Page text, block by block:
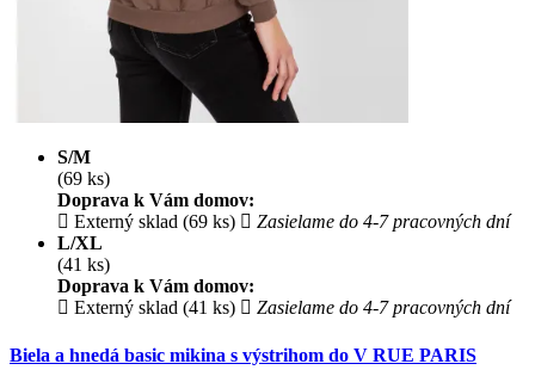
S/M
(69 ks)
Doprava k Vám domov:
Externý sklad (69 ks)
Zasielame do 4-7 pracovných dní
L/XL
(41 ks)
Doprava k Vám domov:
Externý sklad (41 ks)
Zasielame do 4-7 pracovných dní
Biela a hnedá basic mikina s výstrihom do V RUE PARIS